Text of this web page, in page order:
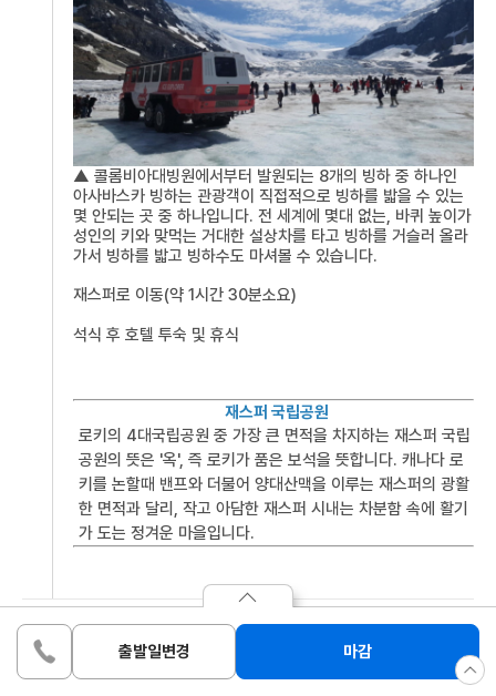
▲ 콜롬비아대빙원에서부터 발원되는 8개의 빙하 중 하나인
아사바스카 빙하는 관광객이 직접적으로 빙하를 밟을 수 있는
몇 안되는 곳 중 하나입니다. 전 세계에 몇대 없는, 바퀴 높이가
성인의 키와 맞먹는 거대한 설상차를 타고 빙하를 거슬러 올라
가서 빙하를 밟고 빙하수도 마셔볼 수 있습니다.
재스퍼로 이동(약 1시간 30분소요)
석식 후 호텔 투숙 및 휴식
재스퍼 국립공원
로키의 4대국립공원 중 가장 큰 면적을 차지하는 재스퍼 국립
공원의 뜻은 '옥', 즉 로키가 품은 보석을 뜻합니다. 캐나다 로
키를 논할때 밴프와 더불어 양대산맥을 이루는 재스퍼의 광활
한 면적과 달리, 작고 아담한 재스퍼 시내는 차분함 속에 활기
가 도는 정겨운 마을입니다.
TONQUIN 또는 동급 미정
성인 (만 12세이상)
7,200,000원 1
출발일변경 마감